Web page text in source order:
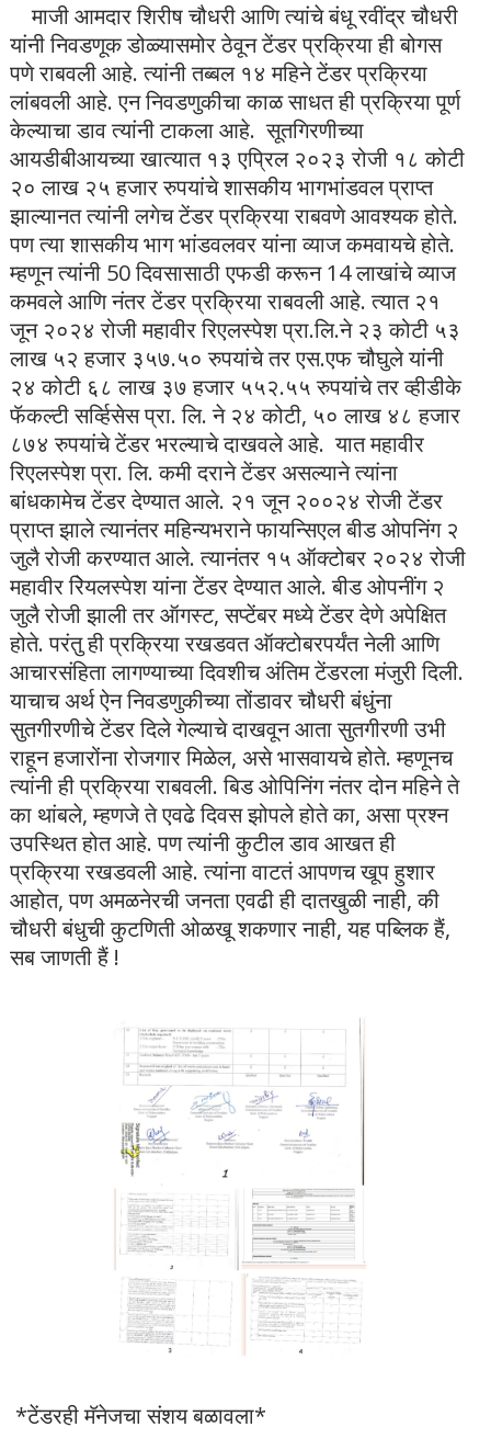
माजी आमदार शिरीष चौधरी आणि त्यांचे बंधू रवींद्र चौधरी
यांनी निवडणूक डोळ्यासमोर ठेवून टेंडर प्रक्रिया ही बोगस
पणे राबवली आहे. त्यांनी तब्बल १४ महिने टेंडर प्रक्रिया
लांबवली आहे. एन निवडणुकीचा काळ साधत ही प्रक्रिया पूर्ण
केल्याचा डाव त्यांनी टाकला आहे. सूतगिरणीच्या
आयडीबीआयच्या खात्यात १३ एप्रिल २०२३ रोजी १८ कोटी
२० लाख २५ हजार रुपयांचे शासकीय भागभांडवल प्राप्त
झाल्यानत त्यांनी लगेच टेंडर प्रक्रिया राबवणे आवश्यक होते.
पण त्या शासकीय भाग भांडवलवर यांना व्याज कमवायचे होते.
म्हणून त्यांनी 50 दिवसासाठी एफडी करून 14 लाखांचे व्याज
कमवले आणि नंतर टेंडर प्रक्रिया राबवली आहे. त्यात २१
जून २०२४ रोजी महावीर रिएलस्पेश प्रा.लि.ने २३ कोटी ५३
लाख ५२ हजार ३५७.५० रुपयांचे तर एस.एफ चौघुले यांनी
२४ कोटी ६८ लाख ३७ हजार ५५२.५५ रुपयांचे तर व्हीडीके
फॅकल्टी सर्व्हिसेस प्रा. लि. ने २४ कोटी, ५० लाख ४८ हजार
८७४ रुपयांचे टेंडर भरल्याचे दाखवले आहे. यात महावीर
रिएलस्पेश प्रा. लि. कमी दराने टेंडर असल्याने त्यांना
बांधकामेच टेंडर देण्यात आले. २१ जून २००२४ रोजी टेंडर
प्राप्त झाले त्यानंतर महिन्यभराने फायन्सिएल बीड ओपनिंग २
जुलै रोजी करण्यात आले. त्यानंतर १५ ऑक्टोबर २०२४ रोजी
महावीर रिेयलस्पेश यांना टेंडर देण्यात आले. बीड ओपनींग २
जुलै रोजी झाली तर ऑगस्ट, सप्टेंबर मध्ये टेंडर देणे अपेक्षित
होते. परंतु ही प्रक्रिया रखडवत ऑक्टोबरपर्यंत नेली आणि
आचारसंहिता लागण्याच्या दिवशीच अंतिम टेंडरला मंजुरी दिली.
याचाच अर्थ ऐन निवडणुकीच्या तोंडावर चौधरी बंधुंना
सुतगीरणीचे टेंडर दिले गेल्याचे दाखवून आता सुतगीरणी उभी
राहून हजारोंना रोजगार मिळेल, असे भासवायचे होते. म्हणूनच
त्यांनी ही प्रक्रिया राबवली. बिड ओपिनिंग नंतर दोन महिने ते
का थांबले, म्हणजे ते एवढे दिवस झोपले होते का, असा प्रश्न
उपस्थित होत आहे. पण त्यांनी कुटील डाव आखत ही
प्रक्रिया रखडवली आहे. त्यांना वाटतं आपणच खूप हुशार
आहोत, पण अमळनेरची जनता एवढी ही दातखुळी नाही, की
चौधरी बंधुची कुटणिती ओळखू शकणार नाही, यह पब्लिक हैं,
सब जाणती हैं !
*टेंडरही मॅनेजचा संशय बळावला*